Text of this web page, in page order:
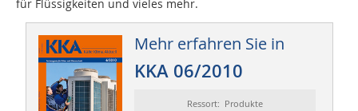
für Flüssigkeiten und vieles mehr.
Mehr erfahren Sie in
KKA 06/2010
Ressort: Produkte